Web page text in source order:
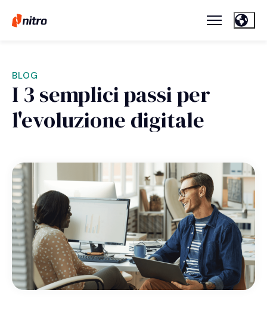
BLOG
I 3 semplici passi per
l'evoluzione digitale